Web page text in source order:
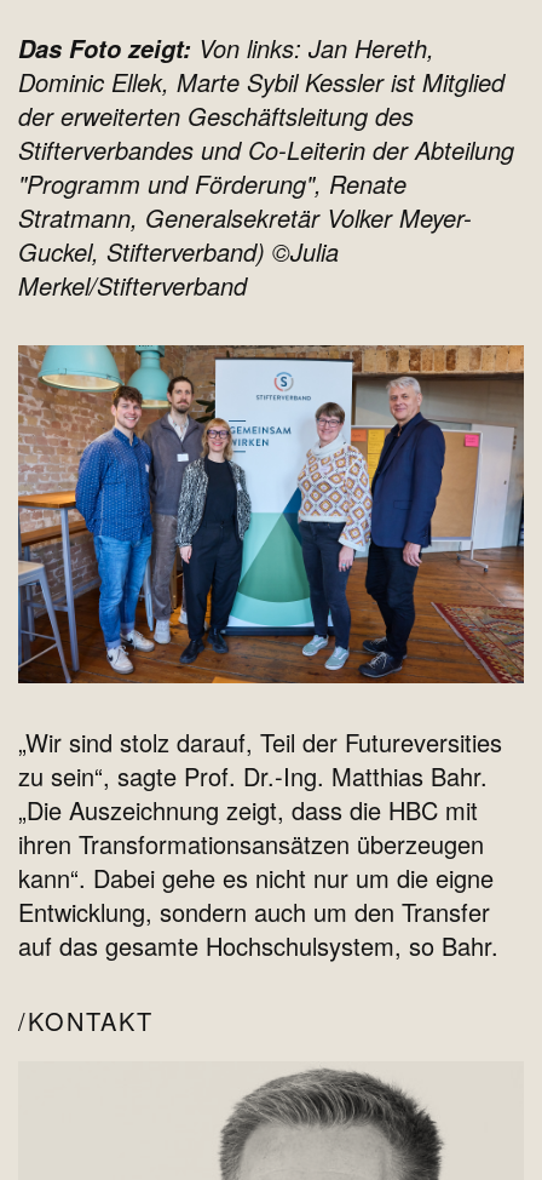
Das Foto zeigt: Von links: Jan Hereth,
Dominic Ellek, Marte Sybil Kessler ist Mitglied
der erweiterten Geschäftsleitung des
Stifterverbandes und Co-Leiterin der Abteilung
"Programm und Förderung", Renate
Stratmann, Generalsekretär Volker Meyer-
Guckel, Stifterverband) ©Julia
Merkel/Stifterverband
„Wir sind stolz darauf, Teil der Futureversities
zu sein“, sagte Prof. Dr.-Ing. Matthias Bahr.
„Die Auszeichnung zeigt, dass die HBC mit
ihren Transformationsansätzen überzeugen
kann“. Dabei gehe es nicht nur um die eigne
Entwicklung, sondern auch um den Transfer
auf das gesamte Hochschulsystem, so Bahr.
KONTAKT